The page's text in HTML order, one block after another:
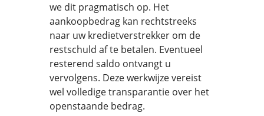
we dit pragmatisch op. Het
aankoopbedrag kan rechtstreeks
naar uw kredietverstrekker om de
restschuld af te betalen. Eventueel
resterend saldo ontvangt u
vervolgens. Deze werkwijze vereist
wel volledige transparantie over het
openstaande bedrag.